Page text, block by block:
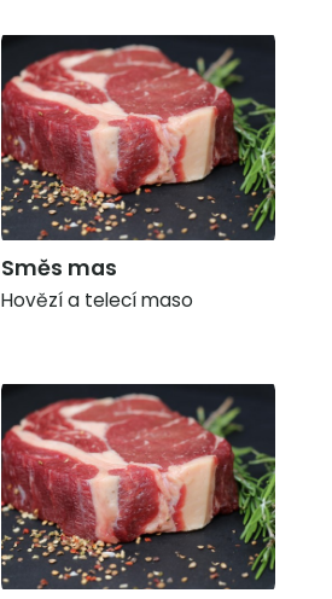
Směs mas
Hovězí a telecí maso